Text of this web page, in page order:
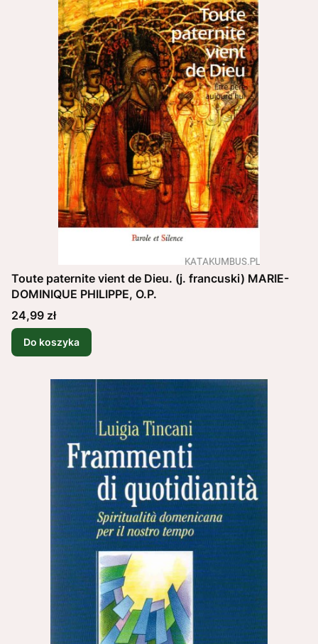
Toute paternite vient de Dieu. (j. francuski) MARIE-
DOMINIQUE PHILIPPE, O.P.
Cena
24,99 zł
Do koszyka